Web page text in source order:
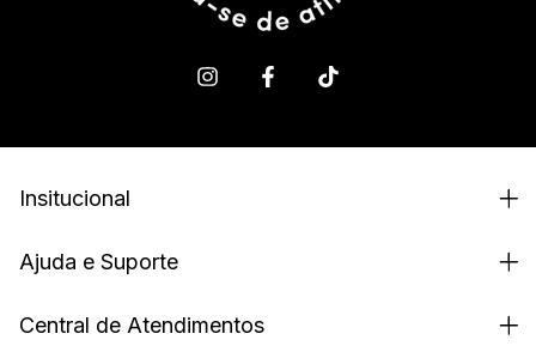
Insitucional
Ajuda e Suporte
Central de Atendimentos